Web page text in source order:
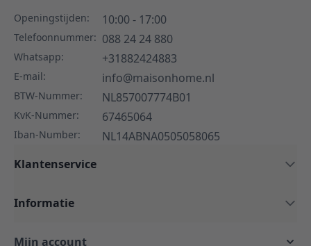
Openingstijden: 10:00 - 17:00
Telefoonnummer: 088 24 24 880
Whatsapp: +31882424883
E-mail: info@maisonhome.nl
BTW-Nummer: NL857007774B01
KvK-Nummer: 67465064
Iban-Number:
NL14ABNA0505058065
Klantenservice
Informatie
Mijn account